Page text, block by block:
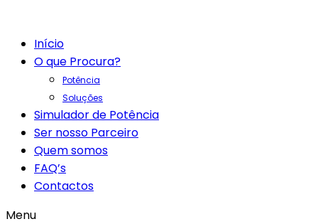
Início
O que Procura?
Potência
Soluções
Simulador de Potência
Ser nosso Parceiro
Quem somos
FAQ’s
Contactos
Menu